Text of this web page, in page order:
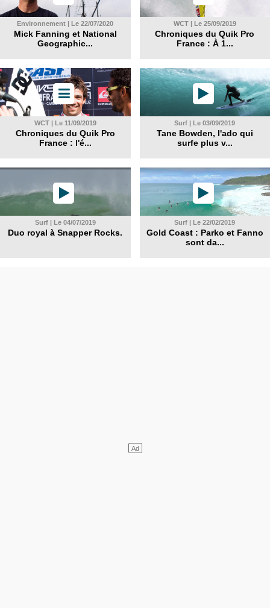
Environnement | Le 22/07/2020
Mick Fanning et National
Geographic...
WCT | Le 25/09/2019
Chroniques du Quik Pro
France : À 1...
WCT | Le 11/09/2019
Chroniques du Quik Pro
France : l'é...
Surf | Le 03/09/2019
Tane Bowden, l'ado qui
surfe plus v...
Surf | Le 04/07/2019
Duo royal à Snapper Rocks.
Surf | Le 22/02/2019
Gold Coast : Parko et Fanno
sont da...